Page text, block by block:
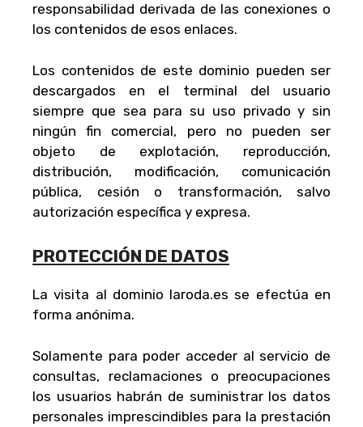
responsabilidad derivada de las conexiones o
los contenidos de esos enlaces.
Los contenidos de este dominio pueden ser
descargados en el terminal del usuario
siempre que sea para su uso privado y sin
ningún fin comercial, pero no pueden ser
objeto de explotación, reproducción,
distribución, modificación, comunicación
pública, cesión o transformación, salvo
autorización específica y expresa.
PROTECCIÓN DE DATOS
La visita al dominio laroda.es se efectúa en
forma anónima.
Solamente para poder acceder al servicio de
consultas, reclamaciones o preocupaciones
los usuarios habrán de suministrar los datos
personales imprescindibles para la prestación